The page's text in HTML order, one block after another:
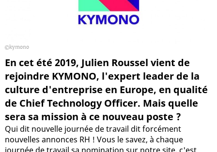
kymono
En cet été 2019, Julien Roussel vient de
rejoindre KYMONO, l'expert leader de la
culture d'entreprise en Europe, en qualité
de Chief Technology Officer. Mais quelle
sera sa mission à ce nouveau poste ?
Qui dit nouvelle journée de travail dit forcément
nouvelles annonces RH ! Vous le savez, à chaque